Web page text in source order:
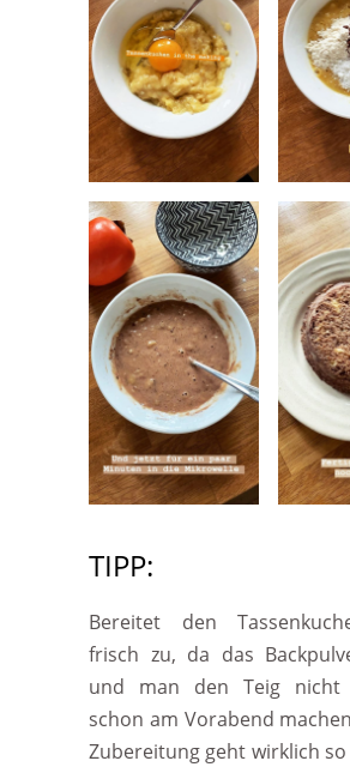
TIPP:
Bereitet den
frisch zu, da das
und man den Teig nicht
schon am Vorabend
Zubereitung geht wirklich